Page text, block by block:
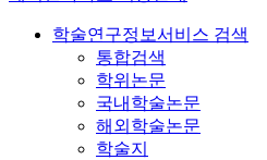
학술연구정보서비스 검색
통합검색
학위논문
국내학술논문
해외학술논문
학술지